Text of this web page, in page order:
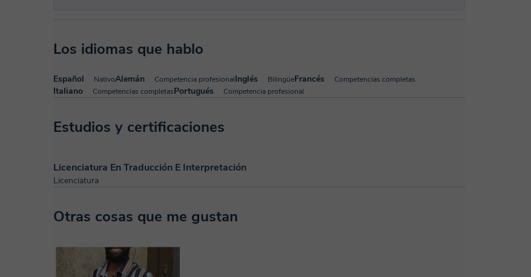
Los idiomas que hablo
Español NativoAlemán Competencia profesionalInglés BilingüeFrancés Competencias completas
Italiano Competencias completasPortugués Competencia profesional
Estudios y certificaciones
Licenciatura En Traducción E Interpretación
Licenciatura
Otras cosas que me gustan